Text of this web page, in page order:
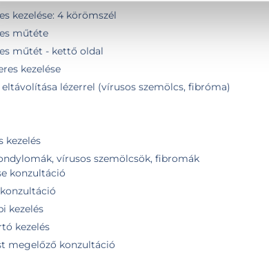
kezelése: 4 körömszél
műtéte
műtét - kettő oldal
kezelése
lézerrel (vírusos szemölcs, fibróma)
kezelés
vírusos szemölcsök, fibromák
konzultáció
kezelés
kezelés
megelőző konzultáció